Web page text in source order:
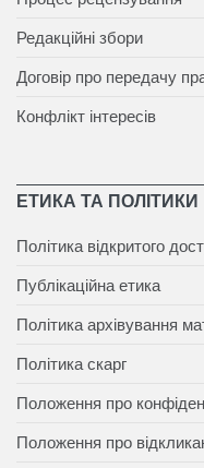
Редакційні збори
Договір про передачу
Конфлікт інтересів
ЕТИКА ТА ПОЛІТИКИ
Політика відкритого
Публікаційна етика
Політика архівування
Політика скарг
Положення про
Положення про